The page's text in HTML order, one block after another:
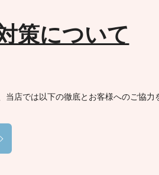
策について
店では以下の徹底とお客様へのご協力